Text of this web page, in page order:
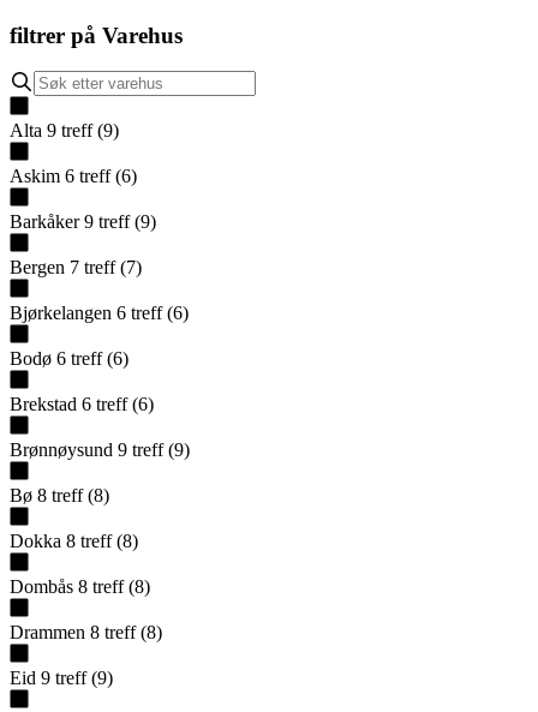
filtrer på Varehus
Alta 9 treff (9)
Askim 6 treff (6)
Barkåker 9 treff (9)
Bergen 7 treff (7)
Bjørkelangen 6 treff (6)
Bodø 6 treff (6)
Brekstad 6 treff (6)
Brønnøysund 9 treff (9)
Bø 8 treff (8)
Dokka 8 treff (8)
Dombås 8 treff (8)
Drammen 8 treff (8)
Eid 9 treff (9)